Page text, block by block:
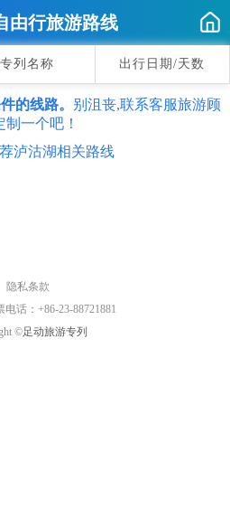
由行旅游路线
专列名称 出行日期/天数
的线路。 别沮丧,联系客服旅游顾
制一个吧！
泸沽湖相关路线
隐私条款
话：+86-23-88721881
©足动旅游专列